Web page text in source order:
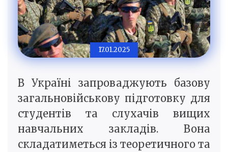
17.01.2025
В Україні запроваджують базову
загальновійськову підготовку для
студентів та слухачів вищих
навчальних закладів. Вона
складатиметься із теоретичного та